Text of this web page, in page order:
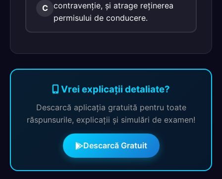
C contravenţie, şi atrage reţinerea
permisului de conducere.
Vrei explicații detaliate?
Descarcă aplicația gratuită pentru toate
răspunsurile, explicații și simulări de examen!
Descarcă Gratuit